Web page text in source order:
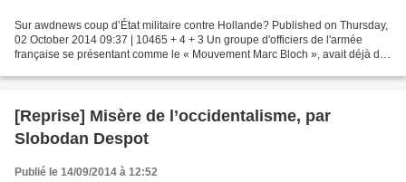
Sur awdnews coup d’État militaire contre Hollande? Published on Thursday,
02 October 2014 09:37 | 10465 + 4 + 3 Un groupe d'officiers de l'armée
française se présentant comme le « Mouvement Marc Bloch », avait déjà dit
[Reprise] Misère de l’occidentalisme, par
Slobodan Despot
Publié le 14/09/2014 à 12:52